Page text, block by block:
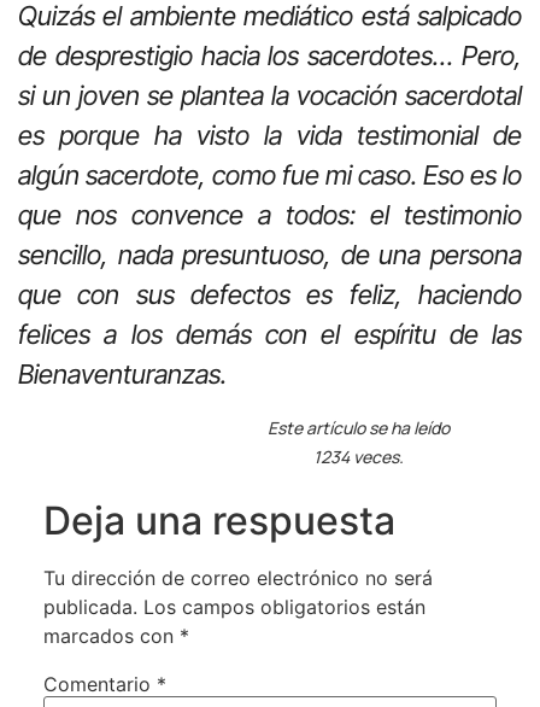
Quizás el ambiente mediático está salpicado
de desprestigio hacia los sacerdotes… Pero,
si un joven se plantea la vocación sacerdotal
es porque ha visto la vida testimonial de
algún sacerdote, como fue mi caso. Eso es lo
que nos convence a todos: el testimonio
sencillo, nada presuntuoso, de una persona
que con sus defectos es feliz, haciendo
felices a los demás con el espíritu de las
Bienaventuranzas.
Este artículo se ha leído
1234 veces.
Deja una respuesta
Tu dirección de correo electrónico no será
publicada. Los campos obligatorios están
marcados con *
Comentario *